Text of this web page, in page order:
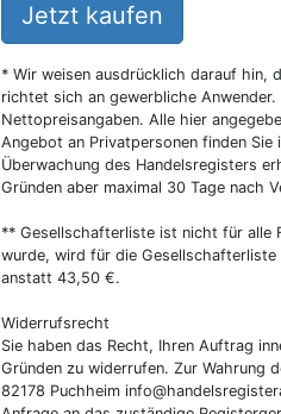
Jetzt kaufen
* Wir weisen ausdrücklich darauf hin,
richtet sich an gewerbliche
Nettopreisangaben. Alle hier
Angebot an Privatpersonen finden Sie
Überwachung des Handelsregisters
Gründen aber maximal 30 Tage nach
** Gesellschafterliste ist nicht für alle
wurde, wird für die
anstatt 43,50 €.
Widerrufsrecht
Sie haben das Recht, Ihren Auftrag
Gründen zu widerrufen. Zur Wahrung
82178 Puchheim